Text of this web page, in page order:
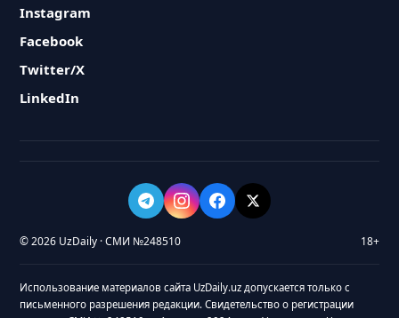
Instagram
Facebook
Twitter/X
LinkedIn
© 2026 UzDaily · СМИ №248510 18+
Использование материалов сайта UzDaily.uz допускается только с
письменного разрешения редакции. Свидетельство о регистрации